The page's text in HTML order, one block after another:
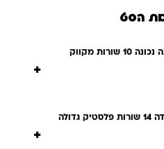
את הסט
מחברת כתיבה נכונה 10 שורות מקווק
+
מחברת מעבדה 14 שורות פלסטיק גדולה
+